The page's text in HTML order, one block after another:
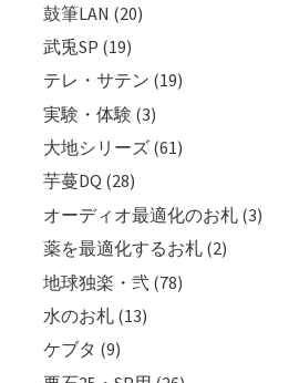
鼓筆LAN (20)
武兎SP (19)
テレ・サテン (19)
実験・体験 (3)
大地シリーズ (61)
芋蔓DQ (28)
オーディオ最適化のお札 (3)
薬を最適化するお札 (2)
地球独楽・弐 (78)
水のお札 (13)
ケブタ (9)